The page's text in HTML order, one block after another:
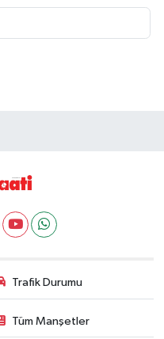
Trafik Durumu
Tüm Manşetler